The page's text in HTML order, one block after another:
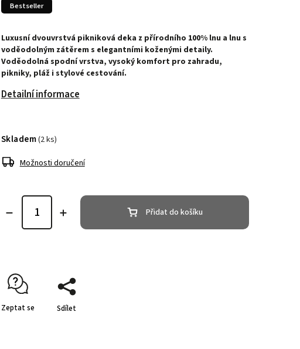
Bestseller
Luxusní dvouvrstvá pikniková deka z přírodního 100% lnu a lnu s
voděodolným zátěrem s elegantními koženými detaily.
Voděodolná spodní vrstva, vysoký komfort pro zahradu,
pikniky, pláž i stylové cestování.
Detailní informace
Skladem(2 ks)
Možnosti doručení
Přidat do košíku
Zeptat se Sdílet